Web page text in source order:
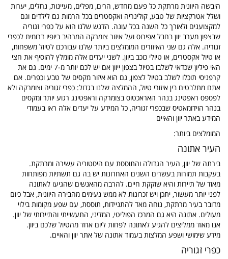
היבשה היוונית מרתקת כל פעם מחדש, הרים, מפלים, מעיינות, נחלים, יערות
ושלל אטרקציות של טבע, קולינריה ואקסטרים בכל הרמות גם לילדים וגם
למקצוענים ולאורך כל השנה בכל עונה. הדגש שלנו הוא על כפרי זגוריה
שבצפון מערב יוון בחבל אפירוס ועל איזור צומרקה המרהיב ביופיו דרומית לכפרי
זגוריה. אלה גם שני האיזורים המומלצים ביותר שלנו עבורכם לטיול משפחות,
או טיול אקסטרים, או טיולי כוכב ביוון. לשני יעדים אלה מומלץ להוסיף את חצי
האי פיליון שכדאי לשלבו בטיול בצפון ייוון אם יש לכם יותר מ-7 ימים. גם את
קרפניסי תוכלו לשלב בטיול לצפון, גם הוא איזור מקסים של טבע וכפרים. אם
אתם מתלבטים בין איזורי טיול, ההמלצה שלנו בגדול: כפרי זגוריה וצומרקה ולא
לפספס ראפטינג בנהר האראכטוס בצומרקה וראפטינג רגוע יותר ומקסים
בנהר הוידומאטיס שבכפרי זגוריה, כל המידע על יעדים אלה ראו בעמודי
המידע באתר יוון והאיים
המומלצים ביותר:
העיר אתונה
בירתה של יוון, העיר הגדולה והתוססת עם היסטוריה עשירה ומרתקת.
בעקבות תמורות בעשרים השנים האחרונות יש בה גם תשתיות מפותחות
מאוד של תיירות והיא שוקקת חיים. להרבה מהאנשים שהגיעו לאתונה
לפני יותר מעשור, יתכן ויש זכרונות לא ממש נעימים מהבירה היוונית, אבל כיום
מדובר בעיר מרתקת, נוחה מאד להתניידות, תוססת, עם שפע מקומות בילוי
מעולים. אתונה היא גם המרכז הפוליטי, המדיני, התעשייתי והתיירותי של יוון.
אנו מאוד ממליצים להגיע לאתונה לפחות ליום אחד מהטיול שלכם ביוון.
מידע שימושי ושפע המלצות בעמוד אתונה של אתר יוון והאיים.
כפרי זגוריה